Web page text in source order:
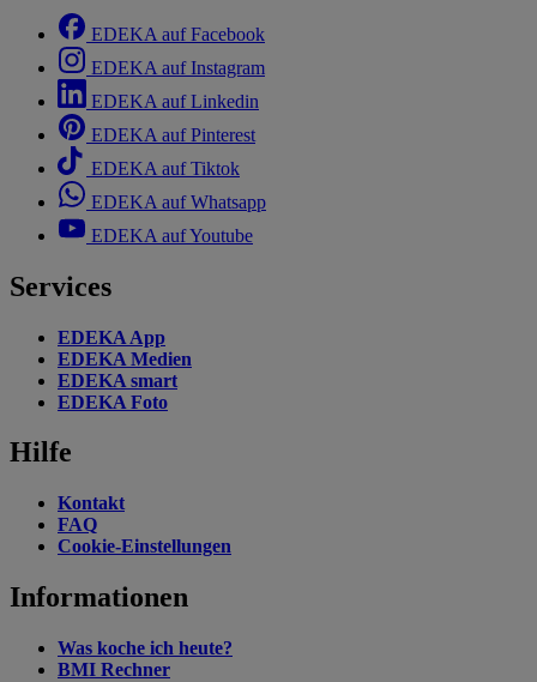
EDEKA auf Facebook
EDEKA auf Instagram
EDEKA auf Linkedin
EDEKA auf Pinterest
EDEKA auf Tiktok
EDEKA auf Whatsapp
EDEKA auf Youtube
Services
EDEKA App
EDEKA Medien
EDEKA smart
EDEKA Foto
Hilfe
Kontakt
FAQ
Cookie-Einstellungen
Informationen
Was koche ich heute?
BMI Rechner